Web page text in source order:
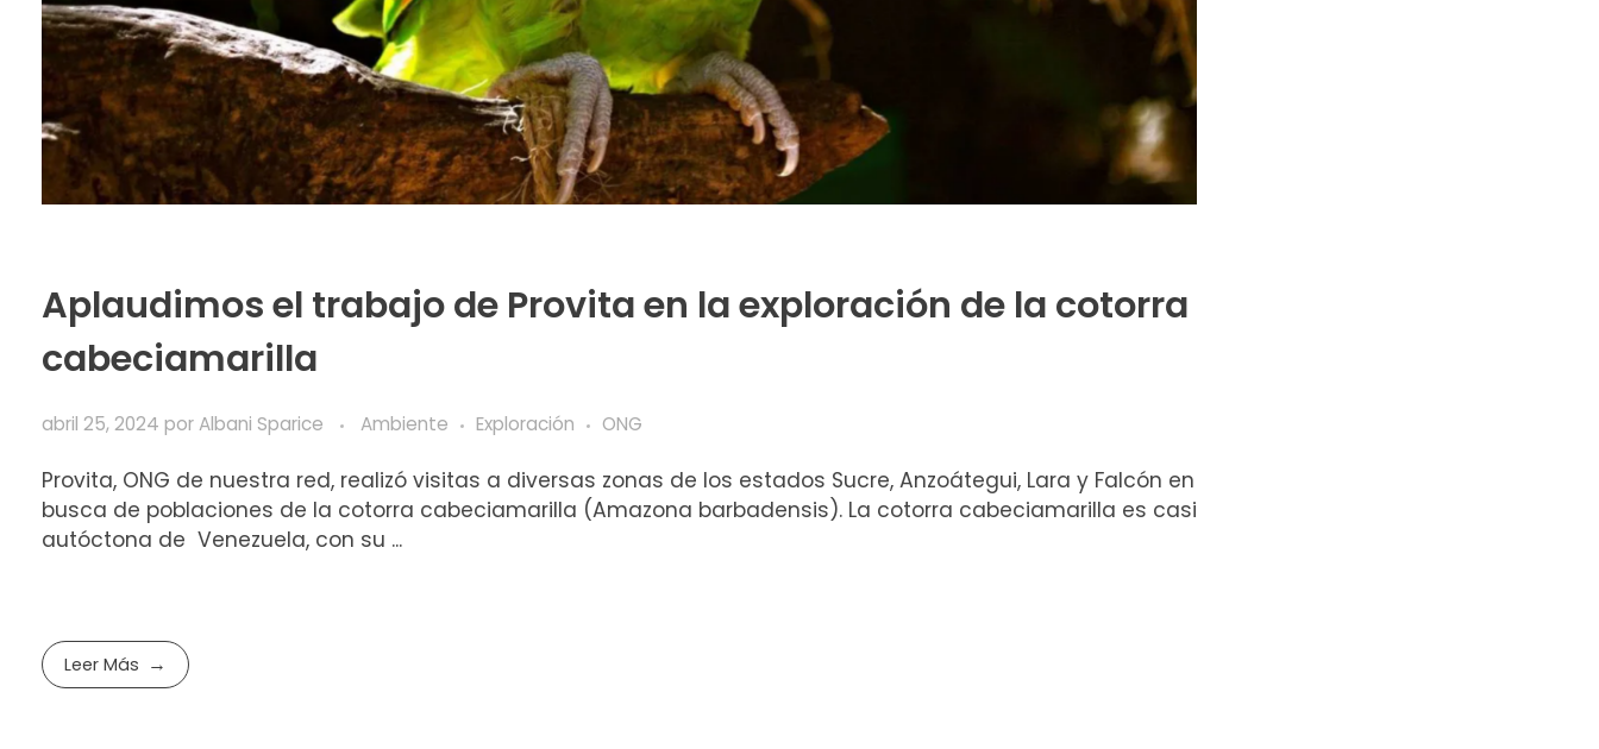
Aplaudimos el trabajo de Provita en la exploración de la cotorra
cabeciamarilla
abril 25, 2024 porAlbani Sparice Ambiente Exploración ONG
Provita, ONG de nuestra red, realizó visitas a diversas zonas de los estados Sucre, Anzoátegui, Lara y Falcón en
busca de poblaciones de la cotorra cabeciamarilla (Amazona barbadensis). La cotorra cabeciamarilla es casi
autóctona de Venezuela, con su ...
Leer Más